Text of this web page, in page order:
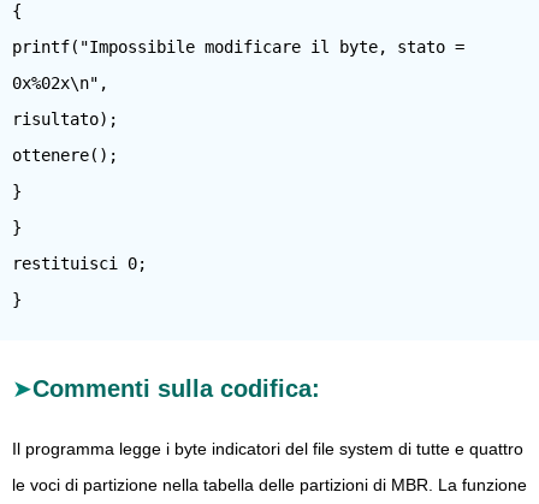
{
printf("Impossibile modificare il byte, stato =
0x%02x\n",
risultato);
ottenere();
}
}
restituisci 0;
Commenti sulla codifica:
Il programma legge i byte indicatori del file system di tutte e quattro
le voci di partizione nella tabella delle partizioni di MBR. La funzione